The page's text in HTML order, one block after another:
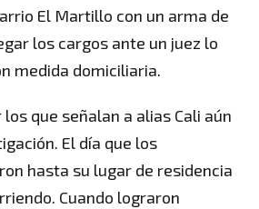
El Martillo con un arma de
los cargos ante un juez lo
medida domiciliaria.
que señalan a alias Cali aún
El día que los
hasta su lugar de residencia
Cuando lograron